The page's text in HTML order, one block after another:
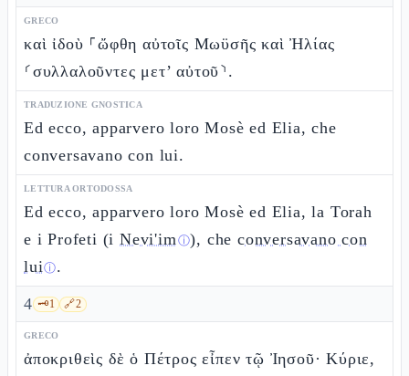
GRECO
καὶ ἰδοὺ ⸀ὤφθη αὐτοῖς Μωϋσῆς καὶ Ἠλίας
⸂συλλαλοῦντες μετ’ αὐτοῦ⸃.
TRADUZIONE GNOSTICA
Ed ecco, apparvero loro Mosè ed Elia, che
conversavano con lui.
LETTURA ORTODOSSA
Ed ecco, apparvero loro Mosè ed Elia, la Torah
e i Profeti (iNevi'imⓘ), checonversavano con
luiⓘ.
4 🗝️1 🔗2
GRECO
ἀποκριθεὶς δὲ ὁ Πέτρος εἶπεν τῷ Ἰησοῦ· Κύριε,